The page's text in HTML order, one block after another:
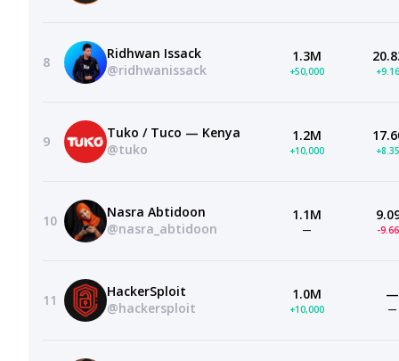
8
Ridhwan Issack
@ridhwanissack
1.3M
+50,000
9
Tuko / Tuco — Kenya
@tuko
1.2M
+10,000
10
Nasra Abtidoon
@nasra_abtidoon
1.1M
— -
11
HackerSploit
@hackersploit
1.0M
+10,000
—
—